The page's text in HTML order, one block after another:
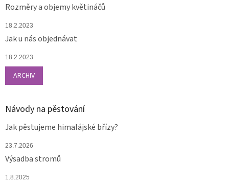
Rozměry a objemy květináčů
18.2.2023
Jak u nás objednávat
18.2.2023
ARCHIV
Návody na pěstování
Jak pěstujeme himalájské břízy?
23.7.2026
Výsadba stromů
1.8.2025